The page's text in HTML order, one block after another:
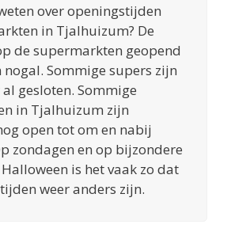
over openingstijden
in Tjalhuizum? De
de supermarkten geopend
nogal. Sommige supers zijn
gesloten. Sommige
in Tjalhuizum zijn
open tot om en nabij
zondagen en op bijzondere
is het vaak zo dat
weer anders zijn.